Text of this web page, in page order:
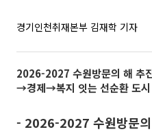
경기인천취재본부 김재학 기자
2026-2027 수원방문의 해 추
→경제→복지 잇는 선순환 도시
- 2026-2027 수원방문